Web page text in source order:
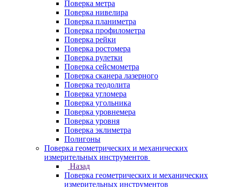
Поверка метра
Поверка нивелира
Поверка планиметра
Поверка профилометра
Поверка рейки
Поверка ростомера
Поверка рулетки
Поверка сейсмометра
Поверка сканера лазерного
Поверка теодолита
Поверка угломера
Поверка угольника
Поверка уровнемера
Поверка уровня
Поверка эклиметра
Полигоны
Поверка геометрических и механических
измерительных инструментов
Назад
Поверка геометрических и механических
измерительных инструментов